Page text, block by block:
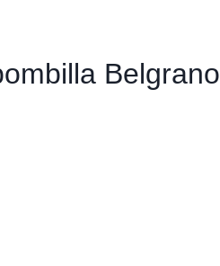
Belgrano